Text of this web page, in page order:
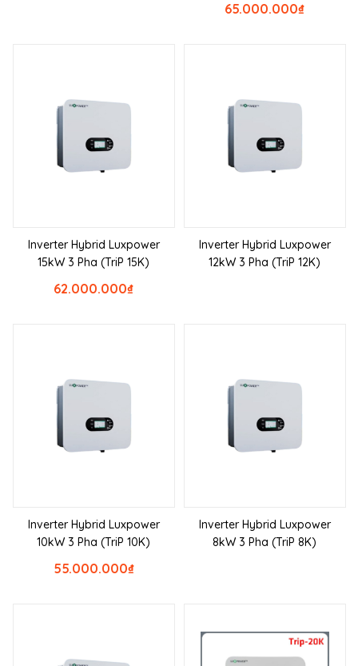
₫
65.000.000
Inverter Hybrid Luxpower
15kW 3 Pha (TriP 15K)
₫
62.000.000
Inverter Hybrid Luxpower
12kW 3 Pha (TriP 12K)
Inverter Hybrid Luxpower
10kW 3 Pha (TriP 10K)
₫
55.000.000
Inverter Hybrid Luxpower
8kW 3 Pha (TriP 8K)